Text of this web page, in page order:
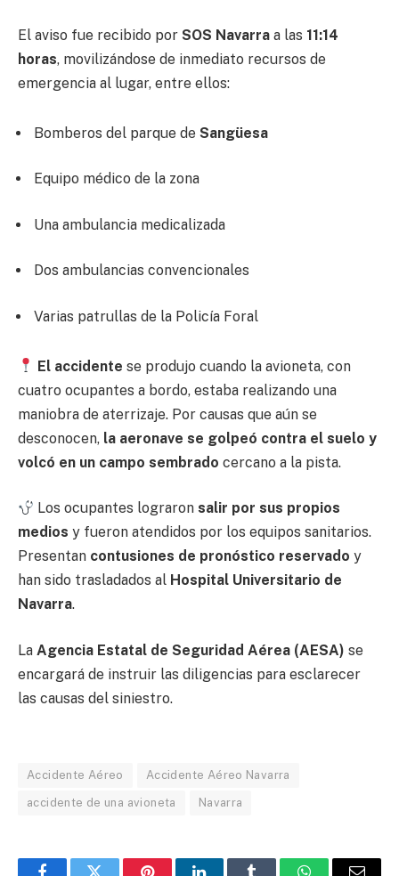
El aviso fue recibido por SOS Navarra a las 11:14
horas, movilizándose de inmediato recursos de
emergencia al lugar, entre ellos:
Bomberos del parque de Sangüesa
Equipo médico de la zona
Una ambulancia medicalizada
Dos ambulancias convencionales
Varias patrullas de la Policía Foral
El accidente se produjo cuando la avioneta, con
cuatro ocupantes a bordo, estaba realizando una
maniobra de aterrizaje. Por causas que aún se
desconocen, la aeronave se golpeó contra el suelo y
volcó en un campo sembrado cercano a la pista.
Los ocupantes lograronsalir por sus propios
medios y fueron atendidos por los equipos sanitarios.
Presentan contusiones de pronóstico reservado y
han sido trasladados al Hospital Universitario de
Navarra.
La Agencia Estatal de Seguridad Aérea (AESA) se
encargará de instruir las diligencias para esclarecer
las causas del siniestro.
Accidente Aéreo Accidente Aéreo Navarra
accidente de una avioneta Navarra